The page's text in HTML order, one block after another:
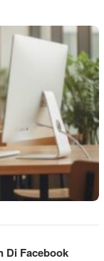
Di Facebook